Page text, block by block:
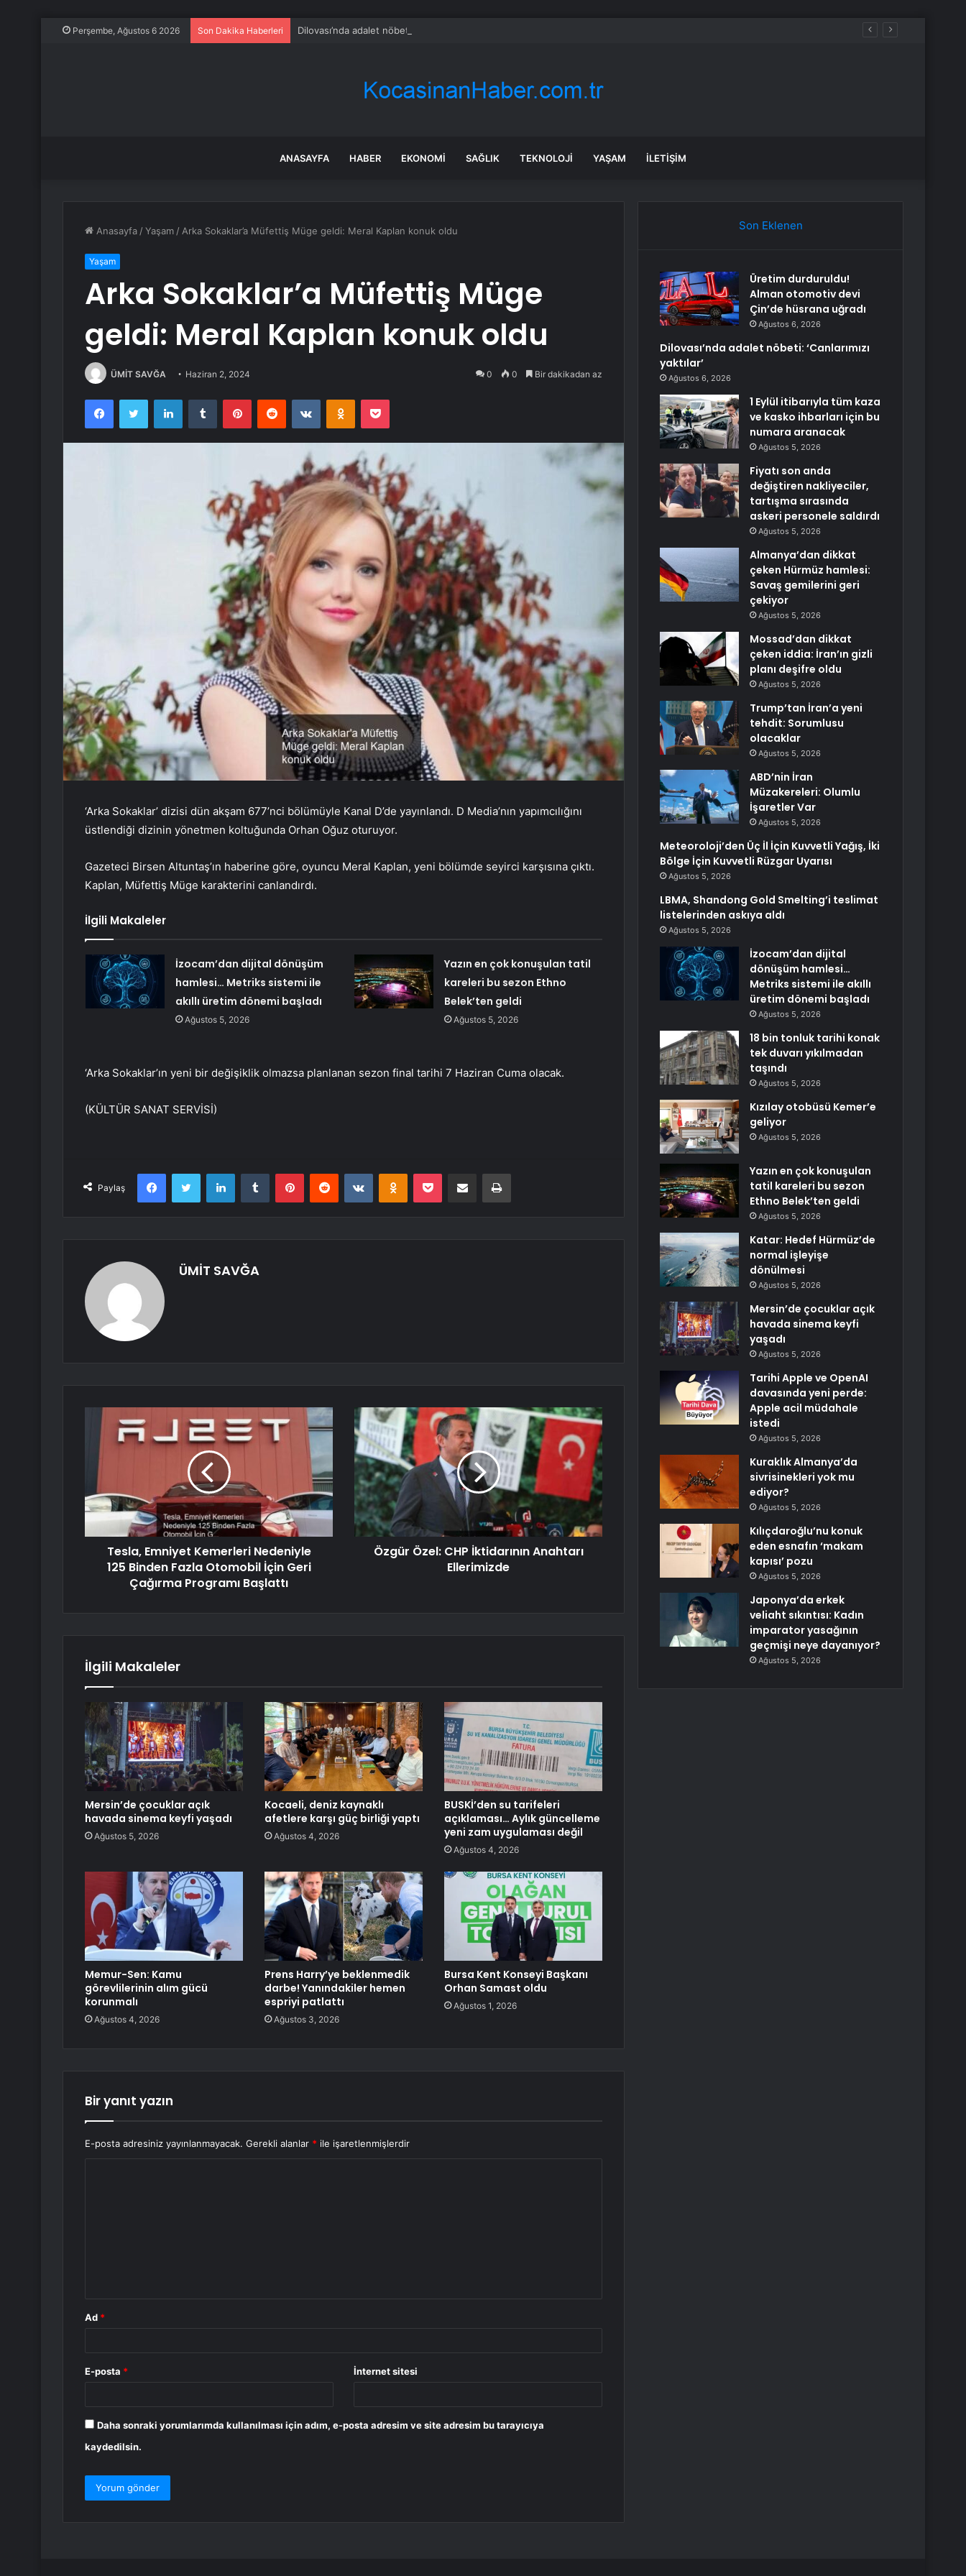
Perşembe, Ağustos 6 2026 Son Dakika Haberleri Dilovası’nda adalet nöbeti: ‘Canlarımızı yaktılar’
ANASAYFA HABER EKONOMI SAĞLIK TEKNOLOJI YAŞAM İLETIŞIM
Anasayfa /Yaşam / Arka Sokaklar’a Müfettiş Müge geldi: Meral Kaplan konuk oldu
Yaşam
Arka Sokaklar’a Müfettiş Müge
geldi: Meral Kaplan konuk oldu
ÜMİT SAVĞA Haziran 2, 2024 0 0 Bir dakikadan az
FacebookTwitter LinkedInTumblr PinterestReddit VKontakteOdnoklassniki
Pocket
‘Arka Sokaklar’ dizisi dün akşam 677’nci bölümüyle Kanal D’de yayınlandı. D Media’nın yapımcılığını
üstlendiği dizinin yönetmen koltuğunda Orhan Oğuz oturuyor.
Gazeteci Birsen Altuntaş’ın haberine göre, oyuncu Meral Kaplan, yeni bölümde seyirci karşısına çıktı.
Kaplan, Müfettiş Müge karakterini canlandırdı.
İlgili Makaleler
İzocam’dan dijital dönüşüm
hamlesi… Metriks sistemi ile
akıllı üretim dönemi başladı
Ağustos 5, 2026
Yazın en çok konuşulan tatil
kareleri bu sezon Ethno
Belek’ten geldi
Ağustos 5, 2026
‘Arka Sokaklar’ın yeni bir değişiklik olmazsa planlanan sezon final tarihi 7 Haziran Cuma olacak.
(KÜLTÜR SANAT SERVİSİ)
Paylaş
FacebookTwitter LinkedInTumblr PinterestReddit VKontakteOdnoklassniki
Pocket E-Posta ile paylaş Yazdır
ÜMİT SAVĞA
Tesla, Emniyet Kemerleri Nedeniyle
125 Binden Fazla Otomobil İçin Geri
Çağırma Programı Başlattı
Özgür Özel: CHP İktidarının Anahtarı
Ellerimizde
İlgili Makaleler
Mersin’de çocuklar açık
havada sinema keyfi yaşadı
Ağustos 5, 2026
Kocaeli, deniz kaynaklı
afetlere karşı güç birliği yaptı
Ağustos 4, 2026
BUSKİ’den su tarifeleri
açıklaması… Aylık güncelleme
yeni zam uygulaması değil
Ağustos 4, 2026
Memur-Sen: Kamu
görevlilerinin alım gücü
korunmalı
Ağustos 4, 2026
Prens Harry’ye beklenmedik
darbe! Yanındakiler hemen
espriyi patlattı
Ağustos 3, 2026
Bursa Kent Konseyi Başkanı
Orhan Samast oldu
Ağustos 1, 2026
Bir yanıt yazın
E-posta adresiniz yayınlanmayacak. Gerekli alanlar * ile işaretlenmişlerdir
Ad *
E-posta * İnternet sitesi
Daha sonraki yorumlarımda kullanılması için adım, e-posta adresim ve site adresim bu tarayıcıya
kaydedilsin.
Son Eklenen
Üretim durduruldu!
Alman otomotiv devi
Çin’de hüsrana uğradı
Ağustos 6, 2026
Dilovası’nda adalet nöbeti: ‘Canlarımızı
yaktılar’
Ağustos 6, 2026
1 Eylül itibarıyla tüm kaza
ve kasko ihbarları için bu
numara aranacak
Ağustos 5, 2026
Fiyatı son anda
değiştiren nakliyeciler,
tartışma sırasında
askeri personele saldırdı
Ağustos 5, 2026
Almanya’dan dikkat
çeken Hürmüz hamlesi:
Savaş gemilerini geri
çekiyor
Ağustos 5, 2026
Mossad’dan dikkat
çeken iddia: İran’ın gizli
planı deşifre oldu
Ağustos 5, 2026
Trump’tan İran’a yeni
tehdit: Sorumlusu
olacaklar
Ağustos 5, 2026
ABD’nin İran
Müzakereleri: Olumlu
İşaretler Var
Ağustos 5, 2026
Meteoroloji’den Üç İl İçin Kuvvetli Yağış, İki
Bölge İçin Kuvvetli Rüzgar Uyarısı
Ağustos 5, 2026
LBMA, Shandong Gold Smelting’i teslimat
listelerinden askıya aldı
Ağustos 5, 2026
İzocam’dan dijital
dönüşüm hamlesi…
Metriks sistemi ile akıllı
üretim dönemi başladı
Ağustos 5, 2026
18 bin tonluk tarihi konak
tek duvarı yıkılmadan
taşındı
Ağustos 5, 2026
Kızılay otobüsü Kemer’e
geliyor
Ağustos 5, 2026
Yazın en çok konuşulan
tatil kareleri bu sezon
Ethno Belek’ten geldi
Ağustos 5, 2026
Katar: Hedef Hürmüz’de
normal işleyişe
dönülmesi
Ağustos 5, 2026
Mersin’de çocuklar açık
havada sinema keyfi
yaşadı
Ağustos 5, 2026
Tarihi Apple ve OpenAI
davasında yeni perde:
Apple acil müdahale
istedi
Ağustos 5, 2026
Kuraklık Almanya’da
sivrisinekleri yok mu
ediyor?
Ağustos 5, 2026
Kılıçdaroğlu’nu konuk
eden esnafın ‘makam
kapısı’ pozu
Ağustos 5, 2026
Japonya’da erkek
veliaht sıkıntısı: Kadın
imparator yasağının
geçmişi neye dayanıyor?
Ağustos 5, 2026